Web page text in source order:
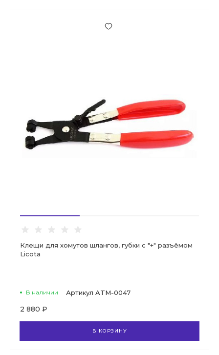
Клещи для хомутов шлангов, губки с "+" разъёмом
Licota
В наличии Артикул ATM-0047
2 880 ₽
В КОРЗИНУ